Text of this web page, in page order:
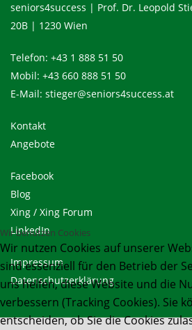
seniors4success | Prof. Dr. Leopold
20B | 1230 Wien
Telefon: +43 1 888 51 50
Mobil: +43 660 888 51 50
E-Mail: stieger@seniors4success.at
Kontakt
Angebote
Facebook
Blog
Xing / Xing Forum
LinkedIn
Impressum
Datenschutzerklärung
Wir benutzen Cookies
Wir nutzen Cookies auf unserer
sind essenziell für den Betrieb der
uns helfen, diese Website und die
verbessern (Tracking Cookies). Sie
entscheiden, ob Sie die Cookies